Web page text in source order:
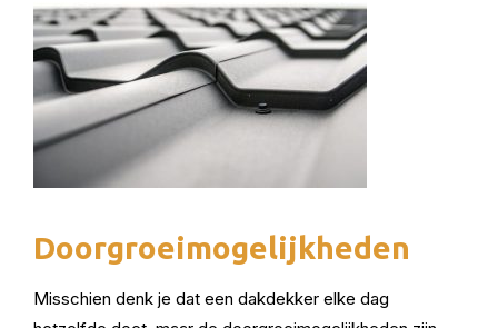
Doorgroeimogelijkheden
Misschien denk je dat een dakdekker elke dag